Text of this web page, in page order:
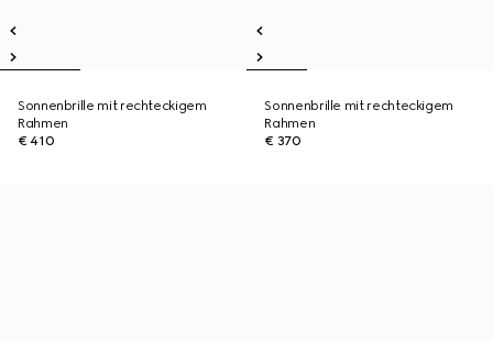
Sonnenbrille mit rechteckigem
Rahmen
€ 410
Sonnenbrille mit rechteckigem
Rahmen
€ 370